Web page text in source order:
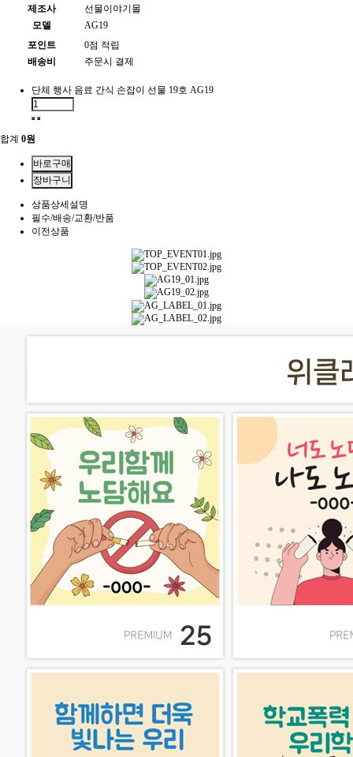
제조사
선물이야기몰
모델
AG19
포인트
0점 적립
배송비
주문시 결제
단체 행사 음료 간식 손잡이 선물 19호 AG19
합계 0원
상품상세설명
필수/배송/교환/반품
이전상품